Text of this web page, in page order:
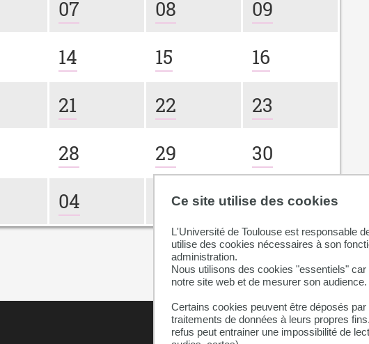
Ce site utilise des cookies
L'Université de Toulouse est responsable
utilise des cookies nécessaires à son
administration.
Nous utilisons des cookies "essentiels"
notre site web et de mesurer son audience.
Certains cookies peuvent être déposés
traitements de données à leurs propres
refus peut entrainer une impossibilité de
07 08
09
14 15
16
21 22
23
28 29
30
04 05 06